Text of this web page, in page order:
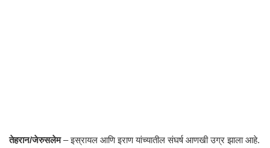
तेहरान/जेरुसलेम– इस्रायल आणि इराण यांच्यातील संघर्ष आणखी उग्र झाला आहे.